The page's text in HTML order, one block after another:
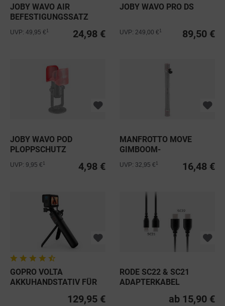
JOBY WAVO AIR
BEFESTIGUNGSSATZ
24,98 €
UVP: 49,95 €
JOBY WAVO PRO DS
89,50 €
UVP: 249,00 €
JOBY WAVO POD
PLOPPSCHUTZ
4,98 €
UVP: 9,95 €
MANFROTTO MOVE
GIMBOOM-
ZUBEHÖRADAPTER
16,48 €
UVP: 32,95 €
GOPRO VOLTA
AKKUHANDSTATIV FÜR
129,95 €
RODE SC22 & SC21
ADAPTERKABEL
ab 15,90 €